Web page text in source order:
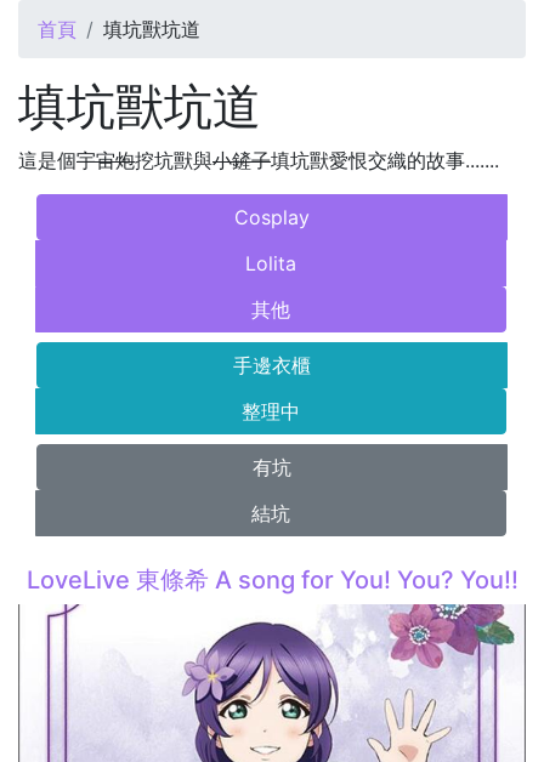
您在這裡
首頁 填坑獸坑道
填坑獸坑道
這是個宇宙炮挖坑獸與小鏟子填坑獸愛恨交織的故事.......
Cosplay
Lolita
其他
手邊衣櫃
整理中
有坑
結坑
LoveLive 東條希 A song for You! You? You!!